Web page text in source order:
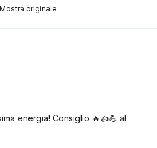
originale
energia! Consiglio 🔥👍️💪 al